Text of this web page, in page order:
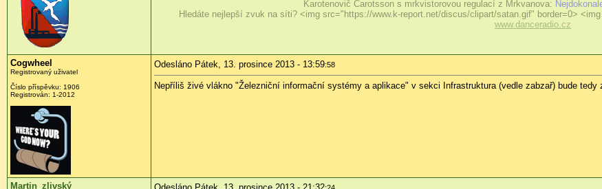
Karotenovič Carotsson s mrkvistorovou regulací z Mrkvanova:
Hledáte nejlepší zvuk na síti? <img src="https://www.k-report.net/discus/clipart/satan.gif" border=0>
www.danceradio.cz
Cogwheel
Registrovaný uživatel
Číslo příspěvku: 1906
Registrován: 1-2012
Odesláno Pátek, 13. prosince 2013 - 13:59:58
Nepříliš živé vlákno "Železniční informační systémy a aplikace" v sekci Infrastruktura (vedle zabzař) bude tedy
Martin_zlivský